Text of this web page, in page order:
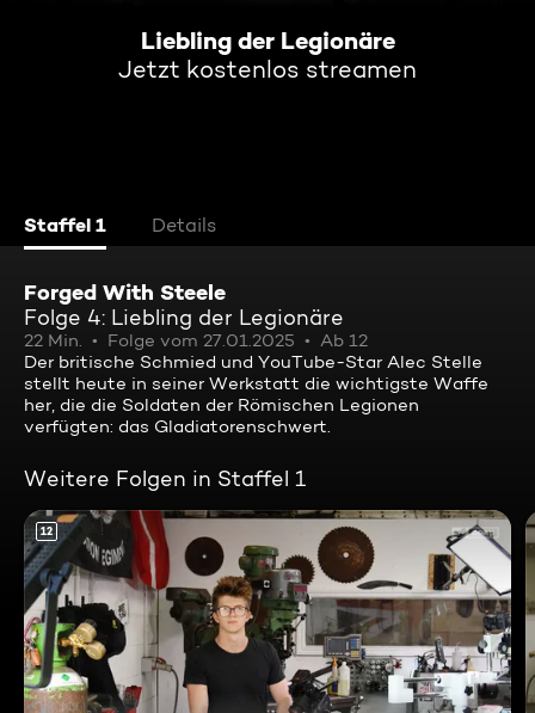
Liebling der Legionäre
Jetzt kostenlos streamen
Staffel 1 Details
Forged With Steele
Folge 4: Liebling der Legionäre
22 Min. Folge vom 27.01.2025
Ab 12
Der britische Schmied und YouTube-Star Alec Stelle
stellt heute in seiner Werkstatt die wichtigste Waffe
her, die die Soldaten der Römischen Legionen
verfügten: das Gladiatorenschwert.
Weitere Folgen in Staffel 1
12